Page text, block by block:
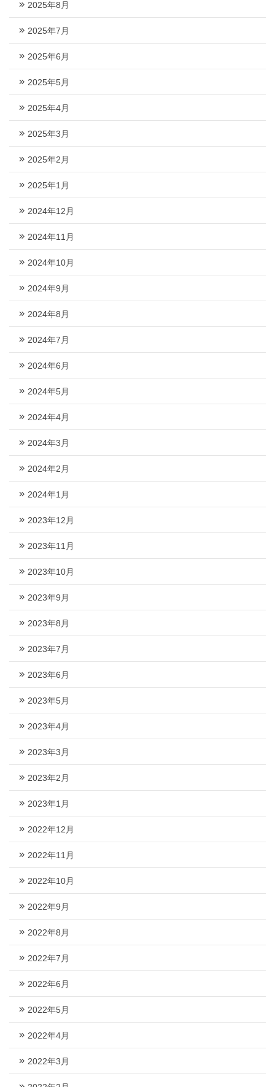
2025年8月
2025年7月
2025年6月
2025年5月
2025年4月
2025年3月
2025年2月
2025年1月
2024年12月
2024年11月
2024年10月
2024年9月
2024年8月
2024年7月
2024年6月
2024年5月
2024年4月
2024年3月
2024年2月
2024年1月
2023年12月
2023年11月
2023年10月
2023年9月
2023年8月
2023年7月
2023年6月
2023年5月
2023年4月
2023年3月
2023年2月
2023年1月
2022年12月
2022年11月
2022年10月
2022年9月
2022年8月
2022年7月
2022年6月
2022年5月
2022年4月
2022年3月